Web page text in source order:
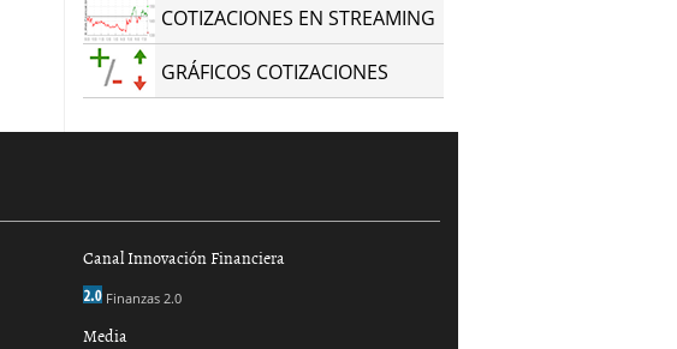
COTIZACIONES EN STREAMING
GRÁFICOS COTIZACIONES
Canal Innovación Financiera
Finanzas 2.0
Media